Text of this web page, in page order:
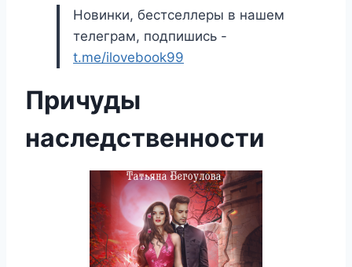
Новинки, бестселлеры в нашем
телеграм, подпишись -
t.me/ilovebook99
Причуды
наследственности